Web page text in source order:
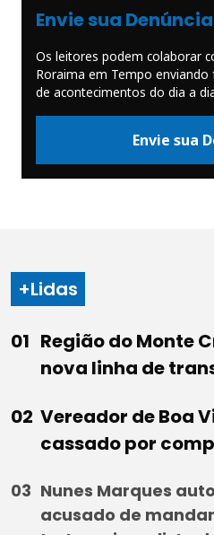
Envie sua Denúncia
Os leitores podem colaborar
Roraima em Tempo
de acontecimentos do dia a
Envie sua
+Lidas
Região do Monte
nova linha de
Vereador de Boa
cassado por
Nunes Marques
acusado de